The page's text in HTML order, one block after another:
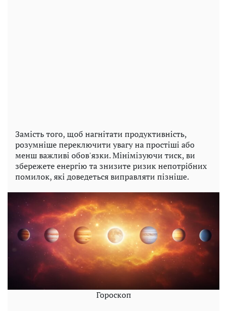
Замість того, щоб нагнітати продуктивність,
розумніше переключити увагу на простіші або
менш важливі обов'язки. Мінімізуючи тиск, ви
збережете енергію та знизите ризик непотрібних
помилок, які доведеться виправляти пізніше.
Гороскоп